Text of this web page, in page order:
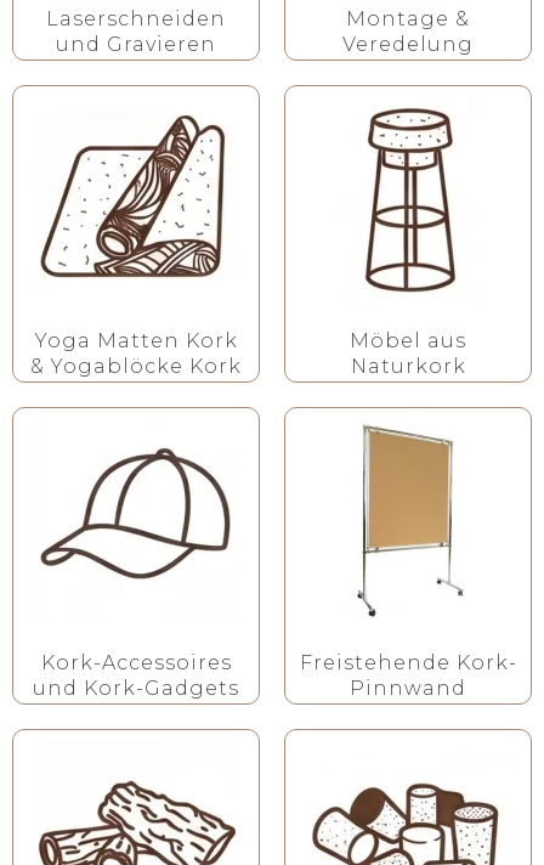
Laserschneiden
und Gravieren
Montage &
Veredelung
Yoga Matten Kork
& Yogablöcke Kork
Möbel aus
Naturkork
Kork-Accessoires
und Kork-Gadgets
Freistehende Kork-
Pinnwand